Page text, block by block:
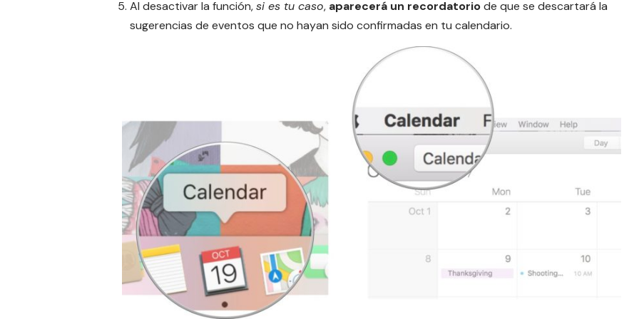
Al desactivar la función,si es tu caso, aparecerá un recordatoriode que se descartará la
sugerencias de eventos que no hayan sido confirmadas en tu calendario.